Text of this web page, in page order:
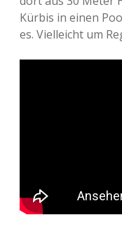
Kürbis in einen
es. Vielleicht um